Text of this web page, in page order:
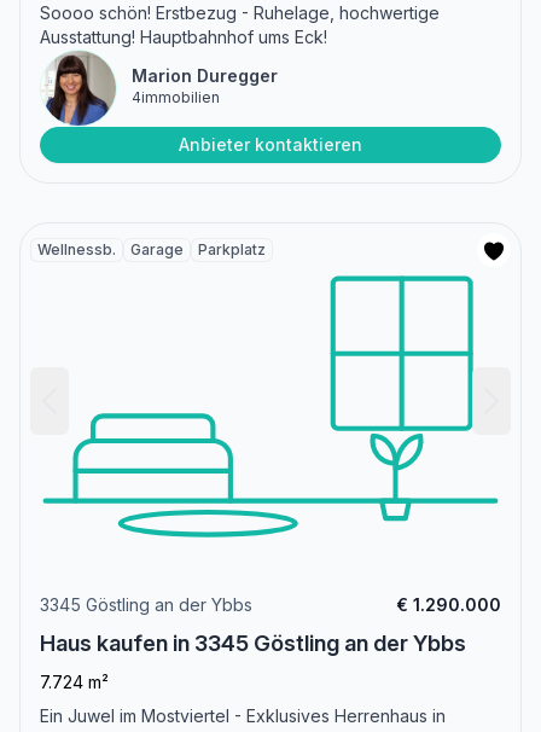
Soooo schön! Erstbezug - Ruhelage, hochwertige
Ausstattung! Hauptbahnhof ums Eck!
Marion Duregger
4immobilien
Anbieter kontaktieren
Wellnessb. Garage Parkplatz
3345 Göstling an der Ybbs € 1.290.000
Haus kaufen in 3345 Göstling an der Ybbs
7.724 m²
Ein Juwel im Mostviertel - Exklusives Herrenhaus in